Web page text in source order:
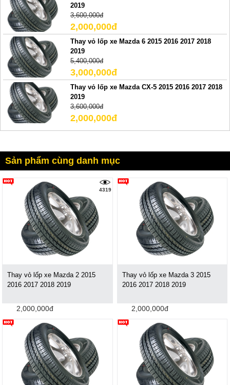
2019
3,600,000đ
2,000,000đ
Thay vỏ lốp xe Mazda 6 2015 2016 2017 2018
2019
5,400,000đ
3,000,000đ
Thay vỏ lốp xe Mazda CX-5 2015 2016 2017 2018
2019
3,600,000đ
2,000,000đ
Sản phẩm cùng danh mục
4319
Thay vỏ lốp xe Mazda 2 2015
2016 2017 2018 2019
2,000,000đ
Thay vỏ lốp xe Mazda 3 2015
2016 2017 2018 2019
2,000,000đ